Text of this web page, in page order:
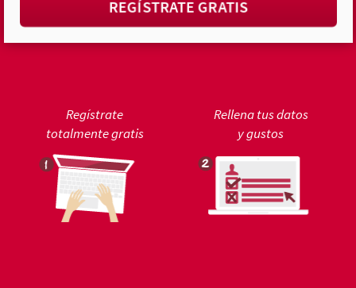
REGÍSTRATE GRATIS
Regístrate
totalmente gratis
Rellena tus datos
y gustos